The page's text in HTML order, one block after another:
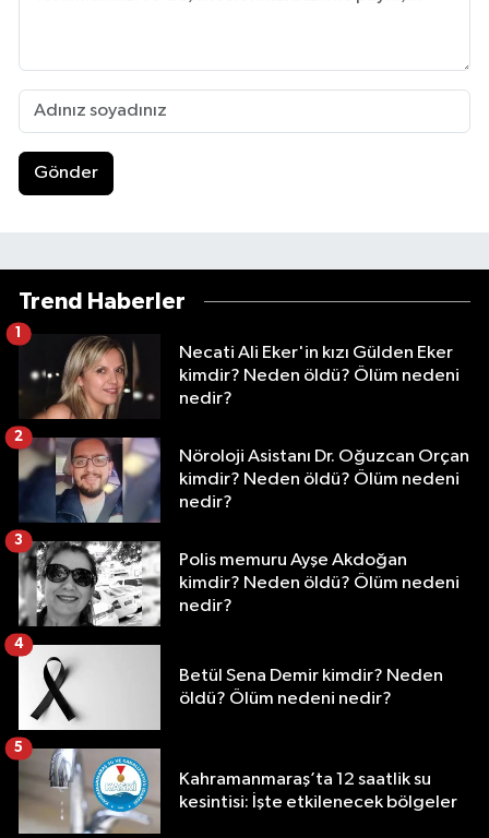
Gönder
Trend Haberler
Necati Ali Eker'in kızı Gülden Eker
kimdir? Neden öldü? Ölüm nedeni
nedir?
1
Nöroloji Asistanı Dr. Oğuzcan Orçan
kimdir? Neden öldü? Ölüm nedeni
nedir?
2
Polis memuru Ayşe Akdoğan
kimdir? Neden öldü? Ölüm nedeni
nedir?
3
Betül Sena Demir kimdir? Neden
öldü? Ölüm nedeni nedir?
4
Kahramanmaraş’ta 12 saatlik su
kesintisi: İşte etkilenecek bölgeler
5